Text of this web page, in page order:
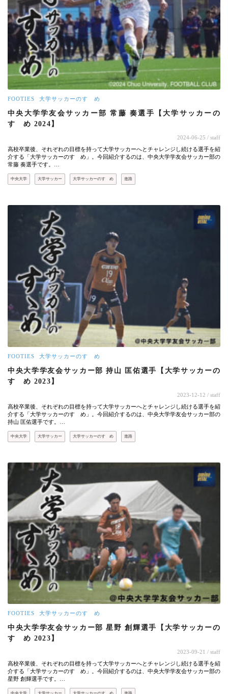
FOOTIES 大学サッカーのすゝめ
中央大学学友会サッカー部 常藤 奏選手【大学サッカーの
すゝめ 2024】
2024-06-25 / staff
高校卒業後、それぞれの目標を持って大学サッカーへとチャレンジし続ける選手を紹
介する「大学サッカーのすゝめ」。今回紹介するのは、中央大学学友会サッカー部の
常藤 奏選手です。…
中央大学 大学サッカー 大学サッカーのすゝめ 進路
FOOTIES 大学サッカーのすゝめ
中央大学学友会サッカー部 持山 匡佑選手【大学サッカーの
すゝめ 2023】
2023-12-12 / staff
高校卒業後、それぞれの目標を持って大学サッカーへとチャレンジし続ける選手を紹
介する「大学サッカーのすゝめ」。今回紹介するのは、中央大学学友会サッカー部の
持山 匡佑選手です。…
中央大学 大学サッカー 大学サッカーのすゝめ 進路
FOOTIES 大学サッカーのすゝめ
中央大学学友会サッカー部 星野 創輝選手【大学サッカーの
すゝめ 2023】
2023-09-21 / staff
高校卒業後、それぞれの目標を持って大学サッカーへとチャレンジし続ける選手を紹
介する「大学サッカーのすゝめ」。今回紹介するのは、中央大学学友会サッカー部の
星野 創輝選手です。…